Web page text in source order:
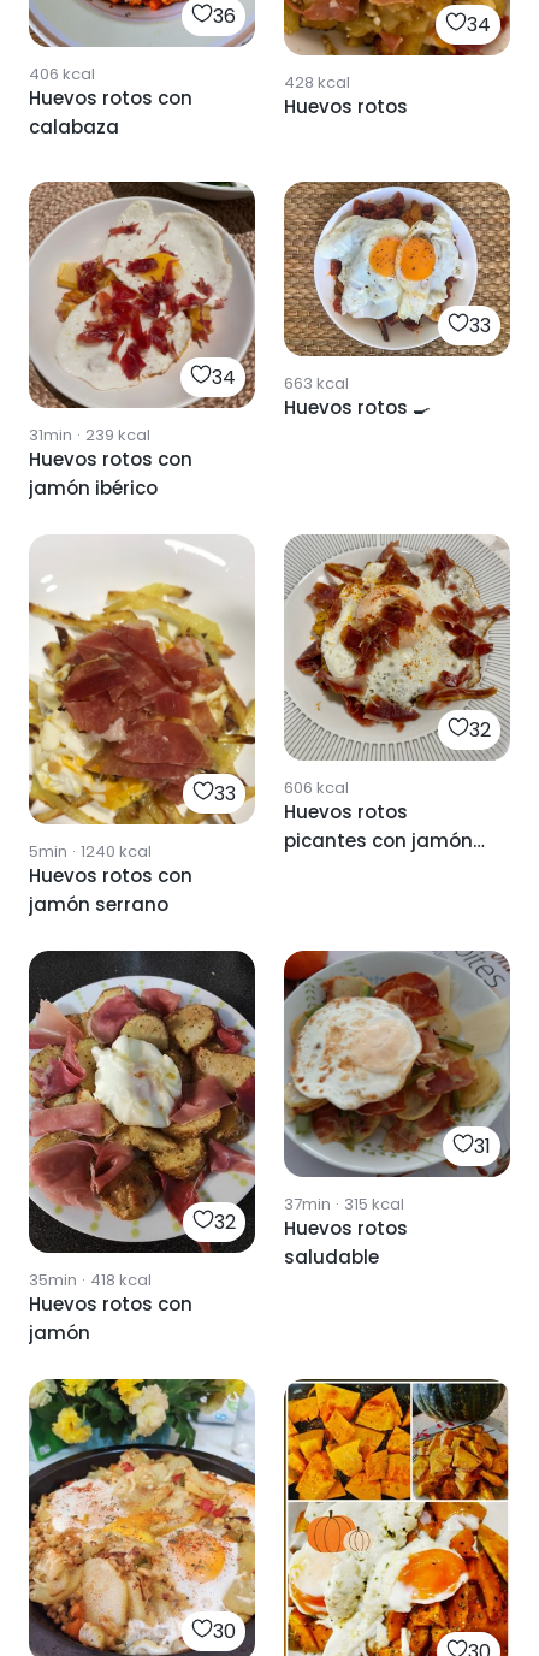
36
406 kcal
Huevos rotos con
calabaza
34
428 kcal
Huevos rotos
34
31min · 239 kcal
Huevos rotos con
jamón ibérico
33
663 kcal
Huevos rotos 🍳
33
5min · 1240 kcal
Huevos rotos con
jamón serrano
32
606 kcal
Huevos rotos
picantes con jamón
32
35min · 418 kcal
Huevos rotos con
jamón
31
37min · 315 kcal
Huevos rotos
saludable
30